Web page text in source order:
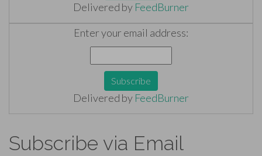
Delivered by FeedBurner
Enter your email address:
Delivered by FeedBurner
Subscribe via Email